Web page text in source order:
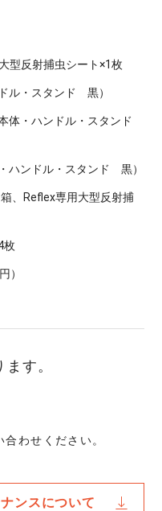
型反射捕虫シート×1枚
ル・スタンド 黒）
体・ハンドル・スタンド
ハンドル・スタンド 黒）
、Reflex専用大型反射捕
枚
）
す。
わせください。
ンスについて